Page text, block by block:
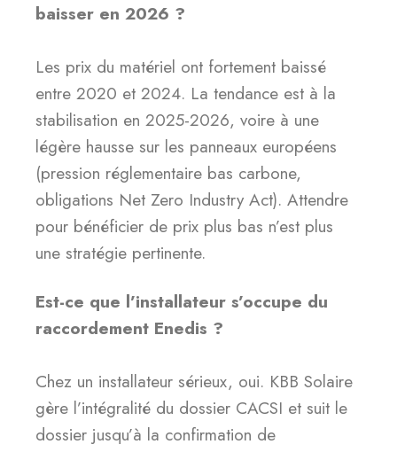
baisser en 2026 ?
Les prix du matériel ont fortement baissé
entre 2020 et 2024. La tendance est à la
stabilisation en 2025-2026, voire à une
légère hausse sur les panneaux européens
(pression réglementaire bas carbone,
obligations Net Zero Industry Act). Attendre
pour bénéficier de prix plus bas n’est plus
une stratégie pertinente.
Est-ce que l’installateur s’occupe du
raccordement Enedis ?
Chez un installateur sérieux, oui. KBB Solaire
gère l’intégralité du dossier CACSI et suit le
dossier jusqu’à la confirmation de